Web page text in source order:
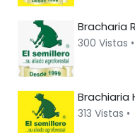
Bracharia
300 Vistas •
Brachiaria
313 Vistas •